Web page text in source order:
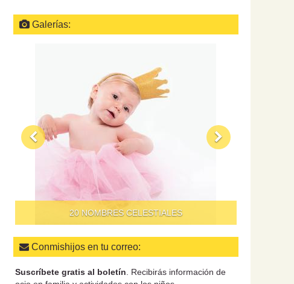
Galerías:
QUÉ HACER PARA QUE DAR DE COMER A LOS
NIÑOS NO SEA UN SUPLICIO
Conmishijos en tu correo:
Suscríbete gratis al boletín . Recibirás información de